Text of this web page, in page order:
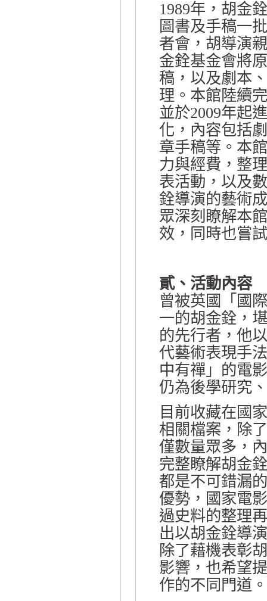
1989年，胡金
圖書及手稿一
者會，胡導演
金銓基金會將
稿，以及劇本
理。本館陸續
並於2009年起
化，內容包括
章手稿等。本
力與經費，整
表活動，以及
銓導演的藝術
眾深刻瞭解本
效，同時也嘗
貳、活動內容
曾被英國「國
一的胡金銓，
的先行者，他
代藝術表現手
中有禪」的電
仍為後學研究
目前收藏在國
相關檔案，除
僅數量眾多，
完整瞭解胡金
都是不可錯漏
優勢，國家電
過史料的整理
出以胡金銓導
除了藉機表彰
影響，也希望
作的不同門道。